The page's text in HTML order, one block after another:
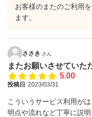
お客様のまたのご利用
ます。
ささき さん
またお願いさせていた
5.00
投稿日 2023/03/31
こういうサービス利用が
明点や流れなど丁寧に説